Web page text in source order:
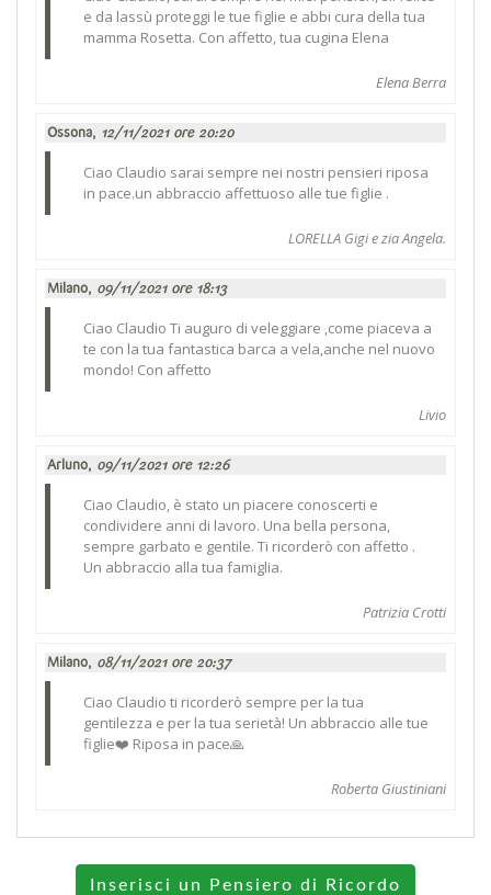
e da lassù proteggi le tue figlie e abbi cura della tua
mamma Rosetta. Con affetto, tua cugina Elena
Elena Berra
Ossona, 12/11/2021 ore 20:20
Ciao Claudio sarai sempre nei nostri pensieri riposa
in pace.un abbraccio affettuoso alle tue figlie .
LORELLA Gigi e zia Angela.
Milano, 09/11/2021 ore 18:13
Ciao Claudio Ti auguro di veleggiare ,come piaceva a
te con la tua fantastica barca a vela,anche nel nuovo
mondo! Con affetto
Livio
Arluno, 09/11/2021 ore 12:26
Ciao Claudio, è stato un piacere conoscerti e
condividere anni di lavoro. Una bella persona,
sempre garbato e gentile. Ti ricorderò con affetto .
Un abbraccio alla tua famiglia.
Patrizia Crotti
Milano, 08/11/2021 ore 20:37
Ciao Claudio ti ricorderò sempre per la tua
gentilezza e per la tua serietà! Un abbraccio alle tue
figlie❤️ Riposa in pace🙏
Roberta Giustiniani
Inserisci un Pensiero di Ricordo